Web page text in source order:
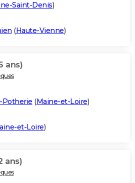
Saint-Denis)
(Haute-Vienne)
ans)
Potherie (Maine-et-Loire)
et-Loire)
ans)